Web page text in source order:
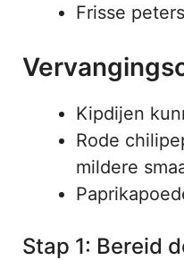
Frisse
Kipdijen
Rode
mildere
Stap 1: Bereid